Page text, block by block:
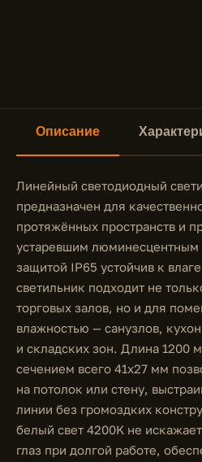
Описание
Линейный светодиодный
предназначен для
протяжённых пространств и
устаревшим
защитой IP65 устойчив к
светильник подходит не
торговых залов, но и для
влажностью — санузлов,
и складских зон. Длина 1200
сечением всего 41х27 мм
на потолок или стену,
линии без громоздких
белый свет 4200K не
глаз при долгой работе,